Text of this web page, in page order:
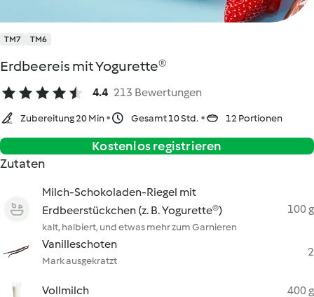
TM7 TM6
Erdbeereis mit Yogurette®
4.4 213 Bewertungen
Zubereitung 20 Min Gesamt 10 Std. 12 Portionen
Kostenlos registrieren
Zutaten
Milch-Schokoladen-Riegel mit
Erdbeerstückchen (z. B. Yogurette®)
kalt, halbiert, und etwas mehr zum Garnieren
100 g
Vanilleschoten
Mark ausgekratzt
2
Vollmilch 400 g